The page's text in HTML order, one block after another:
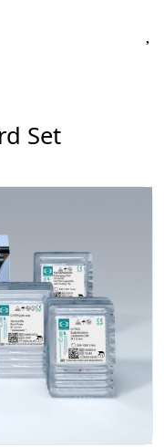
Set